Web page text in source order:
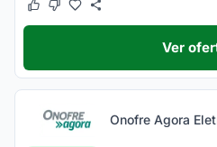
Este cupom funcionou
Este cupom não funcionou
Ver
Onofre Agora